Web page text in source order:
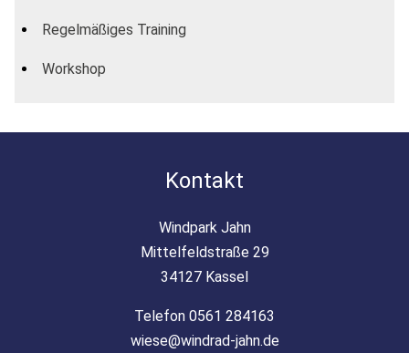
Regelmäßiges Training
Workshop
Kontakt
Windpark Jahn
Mittelfeldstraße 29
34127 Kassel
Telefon 0561 284163
wiese@windrad-jahn.de